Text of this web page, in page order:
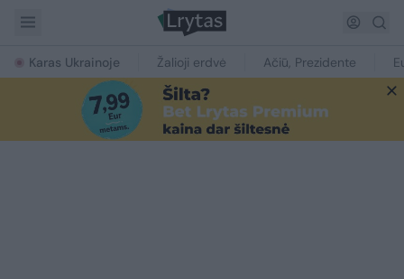
Karas Ukrainoje Žalioji erdvė Ačiū, Prezidente